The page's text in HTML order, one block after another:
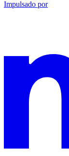
Impulsado por